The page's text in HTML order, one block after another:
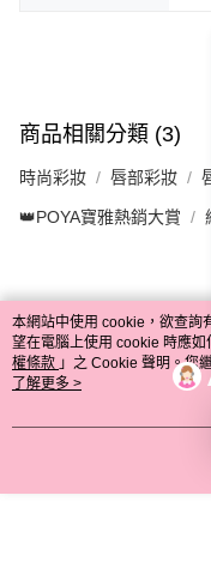
商品相關分類 (3)
時尚彩妝 唇部彩妝
👑POYA寶雅熱銷大賞
評價
喜歡這個商品嗎？購買後
本網站中使用 cookie，欲查詢
望在電腦上使用 cookie 時應如
權條款 」之 Cookie 聲明。您
用條款之 Cookie 聲明使用
了解更多 >